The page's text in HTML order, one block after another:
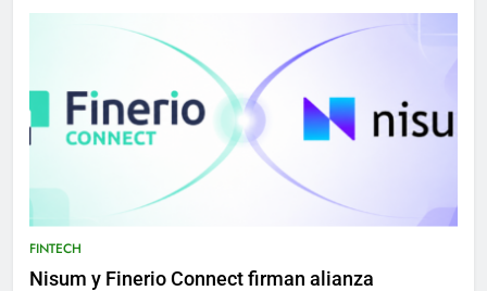
FINTECH
Nisum y Finerio Connect firman alianza